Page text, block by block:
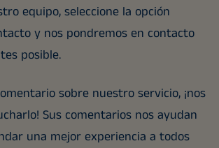
equipo, seleccione la opción
y nos pondremos en contacto
posible.
sobre nuestro servicio, ¡nos
Sus comentarios nos ayudan
una mejor experiencia a todos